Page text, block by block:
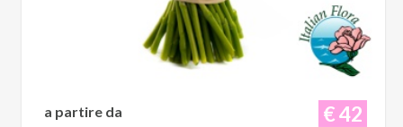
€ 42
a partire da